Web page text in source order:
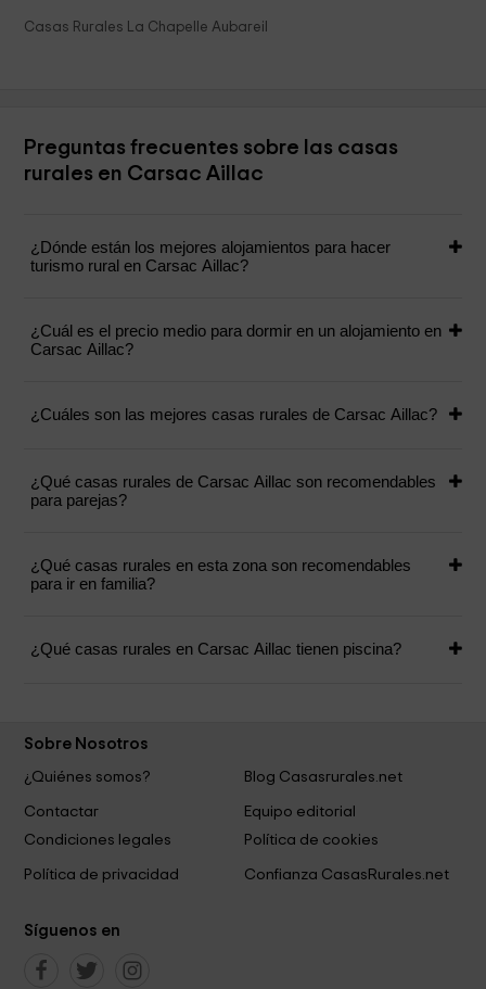
Casas Rurales La Chapelle Aubareil
Preguntas frecuentes sobre las casas
rurales en Carsac Aillac
¿Dónde están los mejores alojamientos para hacer
turismo rural en Carsac Aillac?
¿Cuál es el precio medio para dormir en un alojamiento en
Carsac Aillac?
¿Cuáles son las mejores casas rurales de Carsac Aillac?
¿Qué casas rurales de Carsac Aillac son recomendables
para parejas?
¿Qué casas rurales en esta zona son recomendables
para ir en familia?
¿Qué casas rurales en Carsac Aillac tienen piscina?
Sobre Nosotros
¿Quiénes somos?
Blog Casasrurales.net
Contactar
Equipo editorial
Condiciones legales
Política de cookies
Política de privacidad Confianza CasasRurales.net
Síguenos en